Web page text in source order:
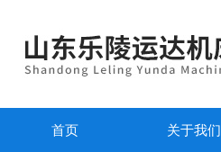
首页 关于我们